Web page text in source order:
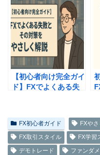
注意点まで徹底解説
【初心者向け完全ガイ
ド】FXでよくある失
FX初心者ガイド FXや
FX取引スタイル
FX学習
デモトレード
ファンダ